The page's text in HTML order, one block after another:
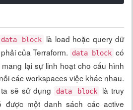
data block
là load hoặc query dữ
của Terraform.
data block có
lại sự linh hoạt cho cấu hình
các workspaces việc khác nhau.
sẽ sử dụng
data block
là truy
được một danh sách các active